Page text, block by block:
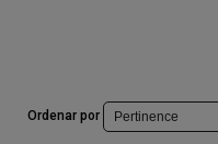
Ordenar por